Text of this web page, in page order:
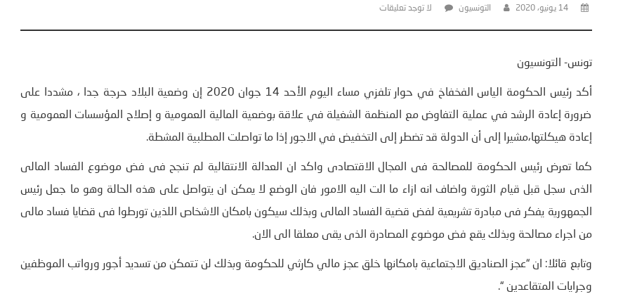
14 يونيو، 2020 التونسيون لا توجد تعليقات
تونس- التونسيون
أكد رئيس الحكومة الياس الفخفاخ في حوار تلفزي مساء اليوم الأحد 14 جوان 2020 إن وضعية البلاد حرجة جدا ، مشددا على
ضرورة إعادة الرشد في عملية التفاوض مع المنظمة الشغيلة في علاقة بوضعية المالية العمومية و إصلاح المؤسسات العمومية و
إعادة هيكلتها،مشيرا إلى أن الدولة قد تضطر إلى التخفيض في الاجور إذا ما تواصلت المطلبية المشطة.
كما تعرض رئيس الحكومة للمصالحة فى المجال الاقتصادى واكد ان العدالة الانتقالية لم تنجح فى فض موضوع الفساد المالى
الذى سجل قبل قيام الثورة واضاف انه ازاء ما الت اليه الامور فان الوضع لا يمكن ان يتواصل على هذه الحالة وهو ما جعل رئيس
الجمهورية يفكر فى مبادرة تشريعية لفض قضية الفساد المالى وبذلك سيكون بامكان الاشخاص اللذين تورطوا فى قضايا فساد مالى
من اجراء مصالحة وبذلك يقع فض موضوع المصادرة الذى يقى معلقا الى الان.
وتابع قائلا: ان “عجز الصناديق الاجتماعية بامكانها خلق عجز مالي كارثي للحكومة وبذلك لن تتمكن من تسديد أجور ورواتب الموظفين
وجرايات المتقاعدين “.